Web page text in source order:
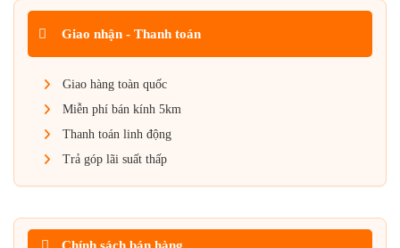
Giao nhận - Thanh toán
Giao hàng toàn quốc
Miễn phí bán kính 5km
Thanh toán linh động
Trả góp lãi suất thấp